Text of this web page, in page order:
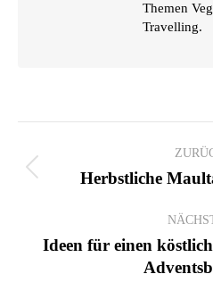
Themen
Travelling.
Herbstliche
Ideen für einen